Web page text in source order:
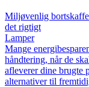
Miljøvenlig
det rigtigt
Lamper
Mange
håndtering, når de
afleverer dine brugte
alternativer til